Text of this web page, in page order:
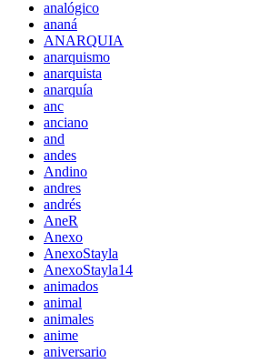
analógico
ananá
ANARQUIA
anarquismo
anarquista
anarquía
anc
anciano
and
andes
Andino
andres
andrés
AneR
Anexo
AnexoStayla
AnexoStayla14
animados
animal
animales
anime
aniversario